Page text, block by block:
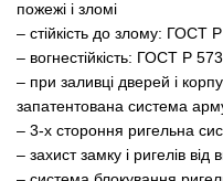
пожежі і зломі
– стійкість до злому: ГОСТ
– вогнестійкість: ГОСТ Р
– при заливці дверей і
запатентована система
– 3-х стороння ригельна
– захист замку і ригелів